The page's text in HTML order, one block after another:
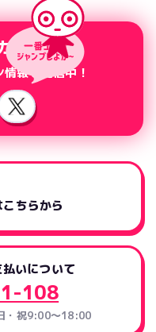
ウント
報を配信中！
ちらから
いについて
108
祝9:00～18:00